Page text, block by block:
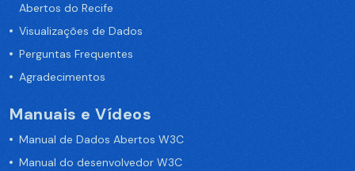
Abertos do Recife
Visualizações de Dados
Perguntas Frequentes
Agradecimentos
Manuais e Vídeos
Manual de Dados Abertos W3C
Manual do desenvolvedor W3C